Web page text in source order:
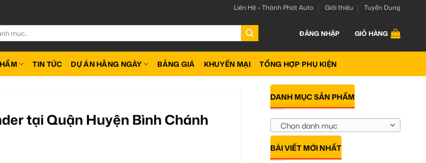
Liên Hệ – Thành Phát Auto Giới thiệu Tuyển Dụng
ĐĂNG NHẬP GIỎ HÀNG
TIN TỨC DỰ ÁN HẰNG NGÀY BẢNG GIÁ KHUYẾN MẠI TỔNG HỢP PHỤ KIỆN
tại Quận Huyện Bình Chánh
DANH MỤC SẢN PHẨM
Chọn danh mục
BÀI VIẾT MỚI NHẤT